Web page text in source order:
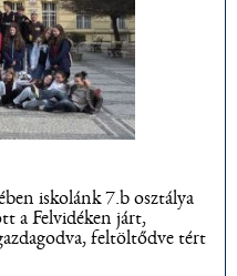
iskolánk 7.b osztálya
a Felvidéken járt,
feltöltődve tért